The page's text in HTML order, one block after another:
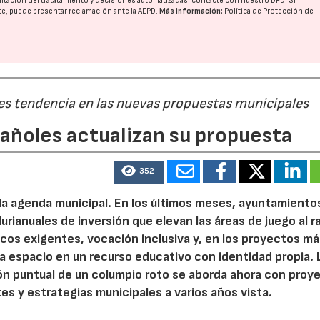
puede presentar reclamación ante laAEPD.Más información: Política de Protección de
tendencia en las nuevas propuestas municipales
actualizan su propuesta
352
agenda municipal. En los últimos meses,
de inversión que elevan las áreas de juego al
exigentes, vocación inclusiva y, en los proyectos
en un recurso educativo con identidad propia.
puntual de un columpio roto se aborda ahora con
y estrategias municipales a varios años vista.